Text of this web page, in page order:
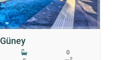
0